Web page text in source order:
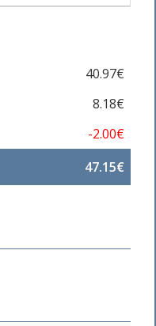
40.97€
8.18€
-2.00€
47.15€